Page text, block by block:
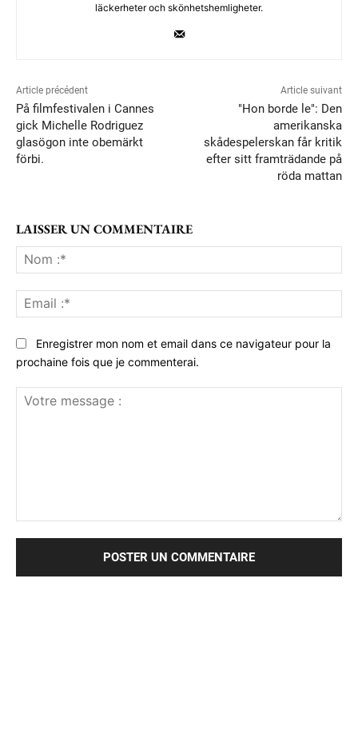
läckerheter och skönhetshemligheter.
Article précédent
På filmfestivalen i Cannes
gick Michelle Rodriguez
glasögon inte obemärkt
förbi.
Article suivant
"Hon borde le": Den
amerikanska
skådespelerskan får kritik
efter sitt framträdande på
röda mattan
LAISSER UN COMMENTAIRE
:*
:*
Enregistrer mon nom et email dans ce navigateur pour la
prochaine fois que je commenterai.